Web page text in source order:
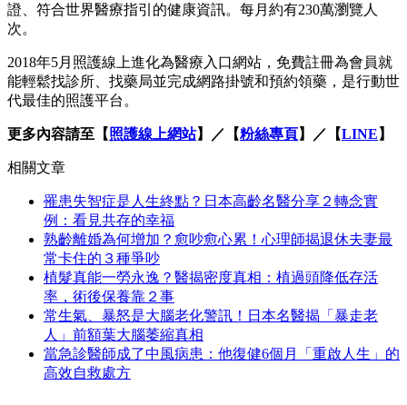
證、符合世界醫療指引的健康資訊。每月約有230萬瀏覽人
次。
2018年5月照護線上進化為醫療入口網站，免費註冊為會員就
能輕鬆找診所、找藥局並完成網路掛號和預約領藥，是行動世
代最佳的照護平台。
更多內容請至【照護線上網站】／【粉絲專頁】／【LINE 】
相關文章
罹患失智症是人生終點？日本高齡名醫分享２轉念實
例：看見共存的幸福
熟齡離婚為何增加？愈吵愈心累！心理師揭退休夫妻最
常卡住的３種爭吵
植髮真能一勞永逸？醫揭密度真相：植過頭降低存活
率，術後保養靠２事
常生氣、暴怒是大腦老化警訊！日本名醫揭「暴走老
人」前額葉大腦萎縮真相
當急診醫師成了中風病患：他復健6個月「重啟人生」的
高效自救處方